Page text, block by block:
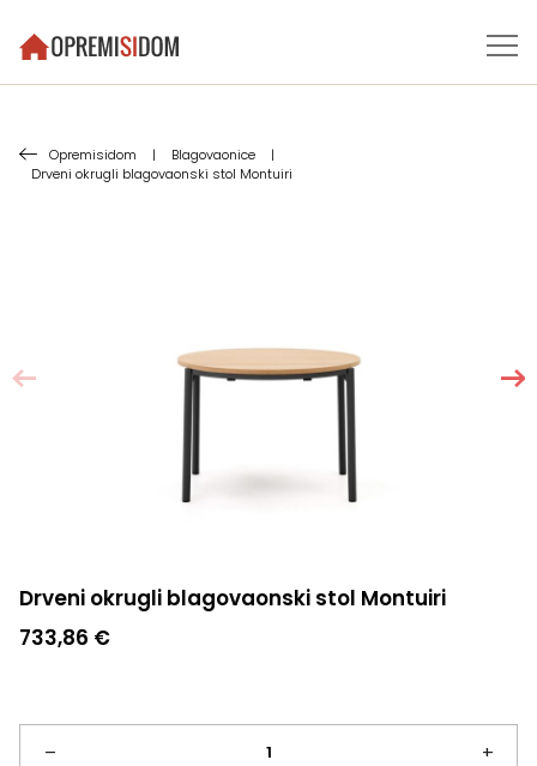
Opremisidom | Blagovaonice
|
Drveni okrugli blagovaonski stol Montuiri
Drveni okrugli blagovaonski stol Montuiri
733,86 €
–
Drveni +